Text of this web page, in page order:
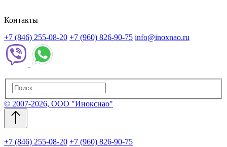
Контакты
+7 (846) 255-08-20 +7 (960) 826-90-75 info@inoxnao.ru
© 2007-2026, ООО "Инокснао"
+7 (846) 255-08-20 +7 (960) 826-90-75